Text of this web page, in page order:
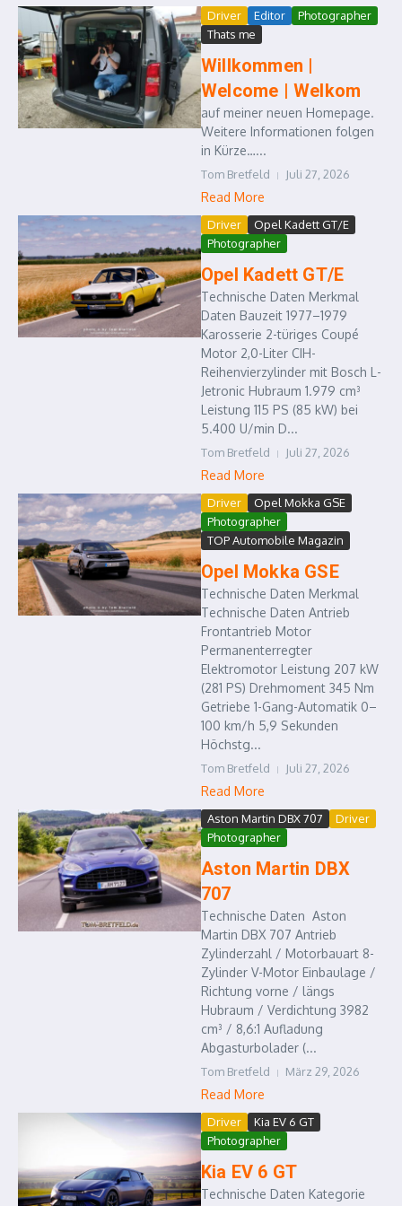
Driver Editor
Photographer
Thats me
Willkommen |
Welcome | Welkom
auf meiner neuen Homepage.
Weitere Informationen folgen
in Kürze…...
Tom Bretfeld Juli 27, 2026
Read More
Driver
Opel Kadett GT/E
Photographer
Opel Kadett GT/E
Technische Daten Merkmal
Daten Bauzeit 1977–1979
Karosserie 2-türiges Coupé
Motor 2,0-Liter CIH-
Reihenvierzylinder mit Bosch L-
Jetronic Hubraum 1.979 cm³
Leistung 115 PS (85 kW) bei
5.400 U/min D...
Tom Bretfeld Juli 27, 2026
Read More
Driver
Opel Mokka GSE
Photographer
TOP Automobile Magazin
Opel Mokka GSE
Technische Daten Merkmal
Technische Daten Antrieb
Frontantrieb Motor
Permanenterregter
Elektromotor Leistung 207 kW
(281 PS) Drehmoment 345 Nm
Getriebe 1-Gang-Automatik 0–
100 km/h 5,9 Sekunden
Höchstg...
Tom Bretfeld Juli 27, 2026
Read More
Aston Martin DBX 707
Driver
Photographer
Aston Martin DBX
707
Technische Daten Aston
Martin DBX 707 Antrieb
Zylinderzahl / Motorbauart 8-
Zylinder V-Motor Einbaulage /
Richtung vorne / längs
Hubraum / Verdichtung 3982
cm³ / 8,6:1 Aufladung
Abgasturbolader (...
Tom Bretfeld März 29, 2026
Read More
Driver
Kia EV 6 GT
Photographer
Kia EV 6 GT
Technische Daten Kategorie